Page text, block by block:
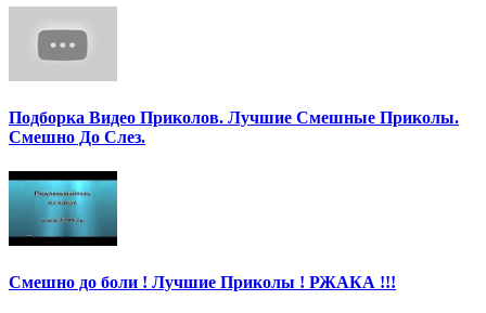
Подборка Видео Приколов. Лучшие Смешные Приколы.
Смешно До Слез.
Смешно до боли ! Лучшие Приколы ! РЖАКА !!!